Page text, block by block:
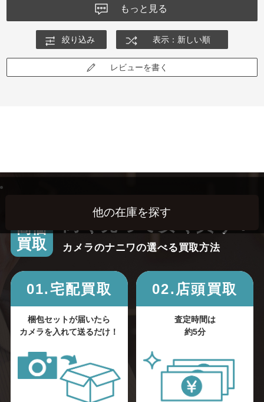
もっと見る
絞り込み 表示：新しい順
レビューを書く
高価
買取
高く売って安く買う！
カメラのナニワの選べる買取方法
01.宅配買取
梱包セットが届いたら
カメラを入れて送るだけ！
02.店頭買取
査定時間は
約5分